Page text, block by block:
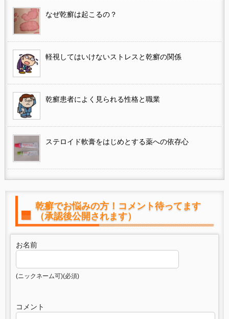
なぜ乾癬は起こるの？
軽視してはいけないストレスと乾癬の関係
乾癬患者によく見られる性格と職業
ステロイド軟膏をはじめとする薬への依存心
乾癬でお悩みの方！コメント待ってます
（承認後公開されます）
お名前
(ニックネーム可)(必須)
コメント